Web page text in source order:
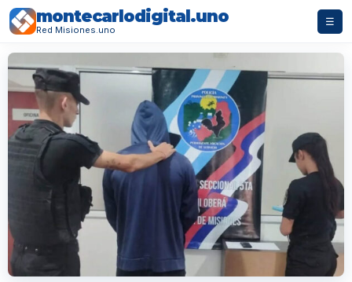
montecarlodigital.uno
Red Misiones.uno
☰